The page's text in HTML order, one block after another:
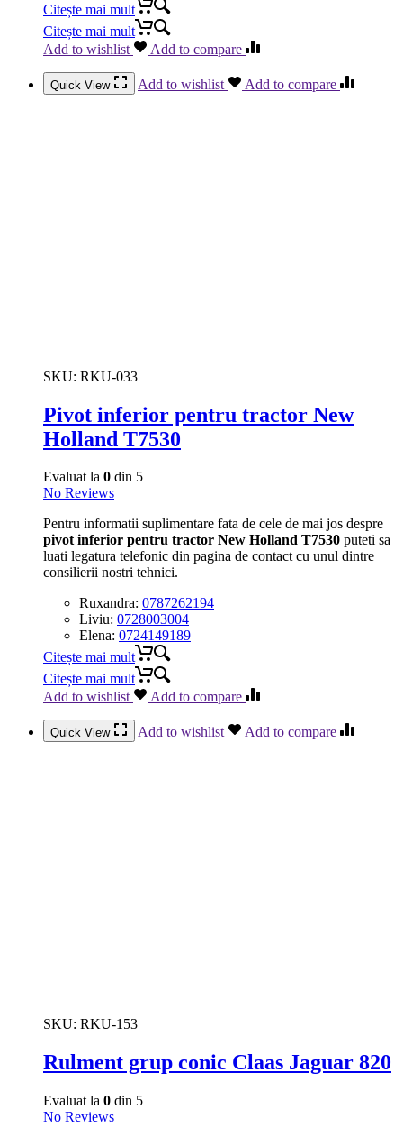
Citește mai mult
Citește mai mult
Add to wishlist
Add to compare
Quick View Add to wishlist Add to compare
SKU: RKU-033
Pivot inferior pentru tractor New
Holland T7530
Evaluat la 0 din 5
No Reviews
Pentru informatii suplimentare fata de cele de mai jos despre
pivot inferior pentru tractor New Holland T7530 puteti sa
luati legatura telefonic din pagina de contact cu unul dintre
consilierii nostri tehnici.
Ruxandra: 0787262194
Liviu: 0728003004
Elena: 0724149189
Citește mai mult
Citește mai mult
Add to wishlist
Add to compare
Quick View Add to wishlist Add to compare
SKU: RKU-153
Rulment grup conic Claas Jaguar 820
Evaluat la 0 din 5
No Reviews